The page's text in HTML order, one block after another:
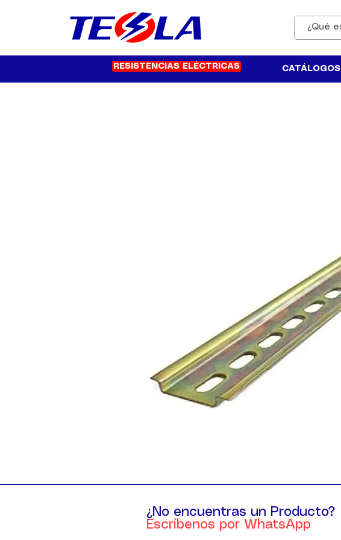
RESISTENCIAS ELÉCTRICAS CATÁLOGOS
¿No encuentras un Producto?
Escríbenos por WhatsApp